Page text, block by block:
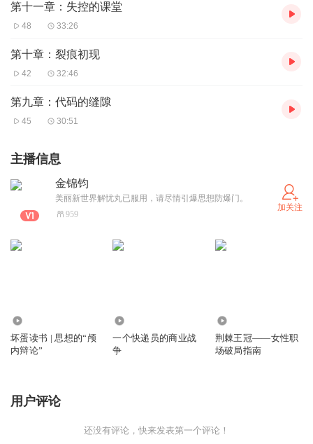
第十一章：失控的课堂
48 33:26
第十章：裂痕初现
42 32:46
第九章：代码的缝隙
45 30:51
主播信息
金锦钧
美丽新世界解忧丸已服用，请尽情引爆思想防爆门。
959
加关注
坏蛋读书 | 思想的“颅
内辩论”
一个快递员的商业战
争
荆棘王冠——女性职
场破局指南
用户评论
还没有评论，快来发表第一个评论！